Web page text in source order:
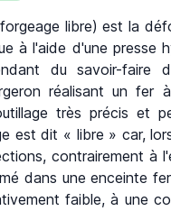
libre) est la
à l'aide d'une presse
du savoir-faire
réalisant un fer
très précis et
est dit « libre » car,
contrairement à
dans une enceinte
faible, à une